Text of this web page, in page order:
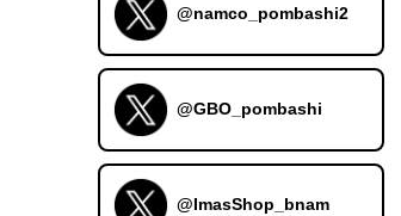
@namco_pombashi2
@GBO_pombashi
@ImasShop_bnam